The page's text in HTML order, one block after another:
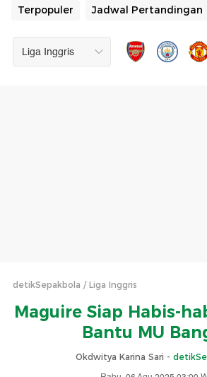
Terpopuler Jadwal Pertandingan
detikSepakbola Liga Inggris
Maguire Siap Habis-
Bantu MU
Okdwitya Karina Sari -